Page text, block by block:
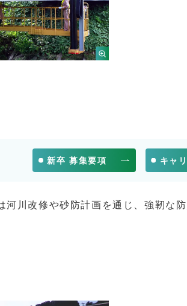
新卒 募集要項 キャ
川改修や砂防計画を通じ、強靭な